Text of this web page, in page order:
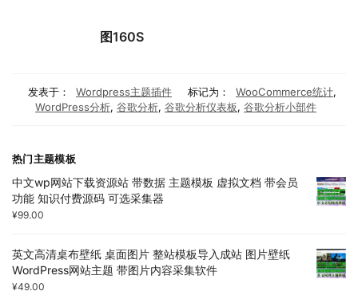
图160S
发表于： Wordpress主题插件 标记为： WooCommerce统计,
WordPress分析, 谷歌分析, 谷歌分析仪表板, 谷歌分析小部件
热门主题模板
中文wp网站下载资源站 带数据 主题模板 虚拟文档 带会员
功能 知识付费源码 可选采集器
¥99.00
英文高清桌布壁纸 桌面图片 整站模板导入成站 图片壁纸
WordPress网站主题 带图片内容采集软件
¥49.00